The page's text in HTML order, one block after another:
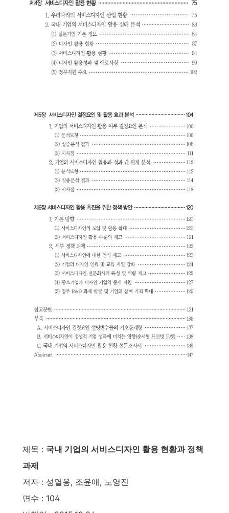
제목 : 국내 기업의 서비스디자인 활용 현황과 정책
과제
저자 : 성열용, 조윤애, 노영진
면수 : 104